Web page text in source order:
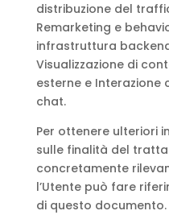
distribuzione del
Remarketing e
infrastruttura
Visualizzazione di
esterne e Interazione
chat.
Per ottenere ulteriori
sulle finalità del
concretamente
l’Utente può fare
di questo documento.